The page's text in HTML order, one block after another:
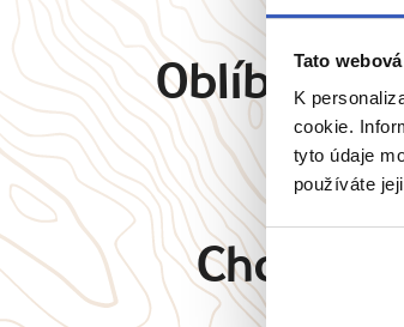
Tato
K
cookie.
tyto údaje
používáte
Oblíbené
Chcete